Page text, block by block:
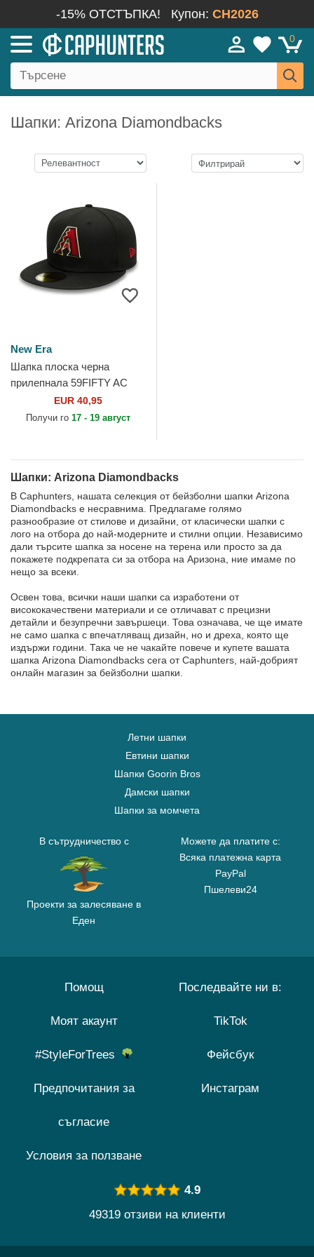
-15% ОТСТЪПКА! Купон: CH2026
0
Шапки: Arizona Diamondbacks
New Era
Шапка плоска черна
прилепнала 59FIFTY AC
Perf на Arizona
Diamondbacks MLB от New
EUR 40,95
Получи го 17 - 19 август
Шапки: Arizona Diamondbacks
В Caphunters, нашата селекция от бейзболни шапки Arizona
Diamondbacks е несравнима. Предлагаме голямо
разнообразие от стилове и дизайни, от класически шапки с
лого на отбора до най-модерните и стилни опции. Независимо
дали търсите шапка за носене на терена или просто за да
покажете подкрепата си за отбора на Аризона, ние имаме по
нещо за всеки.
Освен това, всички наши шапки са изработени от
висококачествени материали и се отличават с прецизни
детайли и безупречни завършеци. Това означава, че ще имате
не само шапка с впечатляващ дизайн, но и дреха, която ще
издържи години. Така че не чакайте повече и купете вашата
шапка Arizona Diamondbacks сега от Caphunters, най-добрият
онлайн магазин за бейзболни шапки.
Летни шапки
Евтини шапки
Шапки Goorin Bros
Дамски шапки
Шапки за момчета
В сътрудничество с
Проекти за залесяване в
Еден
Можете да платите с:
Всяка платежна карта
PayPal
Пшелеви24
Помощ
Моят акаунт
#StyleForTrees
Предпочитания за
съгласие
Условия за ползване
Последвайте ни в:
TikTok
Фейсбук
Инстаграм
4.9
49319 отзиви на клиенти